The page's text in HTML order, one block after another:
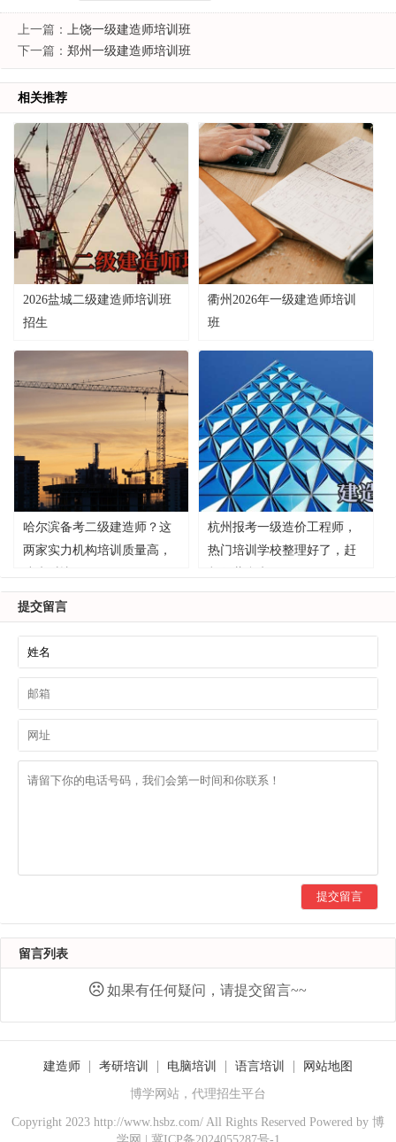
上一篇：
上饶一级建造师培训班
下一篇： 郑州一级建造师培训班
相关推荐
2026盐城二级建造师培训班
招生
衢州2026年一级建造师培训
班
哈尔滨备考二级建造师？这
两家实力机构培训质量高，
杭州报考一级造价工程师，
热门培训学校整理好了，赶
提交留言
提交留言
留言列表
如果有任何疑问，请提交留言~~
建造师 考研培训 电脑培训 语言培训 网站地图
博学网站，代理招生平台
Copyright 2023 http://www.hsbz.com/ All Rights Reserved Powered by 博